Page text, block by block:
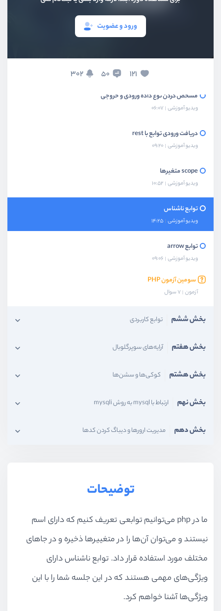
ورود و عضویت
121
50
302
دریافت ورودی یا مقادیر پیش‌فرض در توابع
بازگرداندن نتیجه توسط توابع
مشخص کردن نوع داده ورودی و خروجی
ویدیو آموزشی 06:07
دریافت ورودی توابع با rest
ویدیو آموزشی 09:20
scope متغیرها
ویدیو آموزشی 10:52
توابع ناشناس
ویدیو آموزشی 14:25
توابع arrow
ویدیو آموزشی 09:06
سومین آزمون PHP
آزمون 7 سوال
بخش ششم توابع کاربردی
بخش هفتم آرایه‌‌های سوپرگلوبال
بخش هشتم کوکی‌ها و سشن‌ها
بخش نهم ارتباط با mysql به روش mysqli
بخش دهم مدیریت ارورها و دیباگ کردن کدها
توضیحات
ما در php می‌توانیم‌ توابعی تعریف کنیم که دارای اسم
نیستند ‌و می‌توان آن‌ها را در متغییرها ذخیره و در جاهای
مختلف مورد استفاده قرار داد. توابع ناشناس دارای
ویژگی‌های مهمی هستند که در این جلسه شما را با این
ویژگی‌ها آشنا خواهم کرد.